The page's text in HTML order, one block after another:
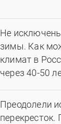
Не
зимы. Как
климат в
через 40-50
Преодолели
перекресток.